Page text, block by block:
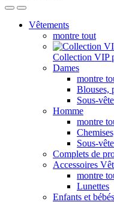
Vêtements
montre tout
Collection VIP
Dames
montre
Blouses,
Sous-
Homme
montre
Sous-
Complets de
Accessoires
montre
Lunettes
Enfants et bébés